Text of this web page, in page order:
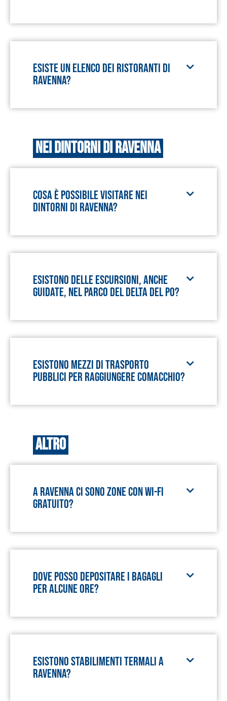
Esiste un elenco dei ristoranti di
Ravenna?
Nei dintorni di Ravenna
Cosa è possibile visitare nei
dintorni di Ravenna?
Esistono delle escursioni, anche
guidate, nel Parco del Delta del Po?
Esistono mezzi di trasporto
pubblici per raggiungere Comacchio?
Altro
A Ravenna ci sono zone con wi-fi
gratuito?
Dove posso depositare i bagagli
per alcune ore?
Esistono stabilimenti termali a
Ravenna?